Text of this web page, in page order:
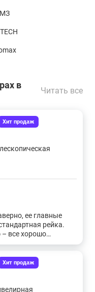
в
Читать все
Хит продаж
ее главные
рейка.
все хорошо
Хит продаж